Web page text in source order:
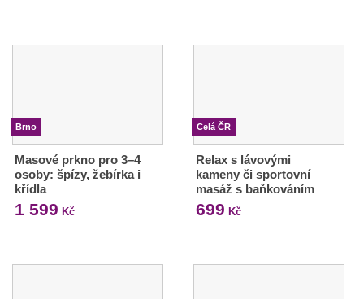
Brno
Masové prkno pro 3–4
osoby: špízy, žebírka i
křídla
1 599 Kč
Celá ČR
Relax s lávovými
kameny či sportovní
masáž s baňkováním
699 Kč